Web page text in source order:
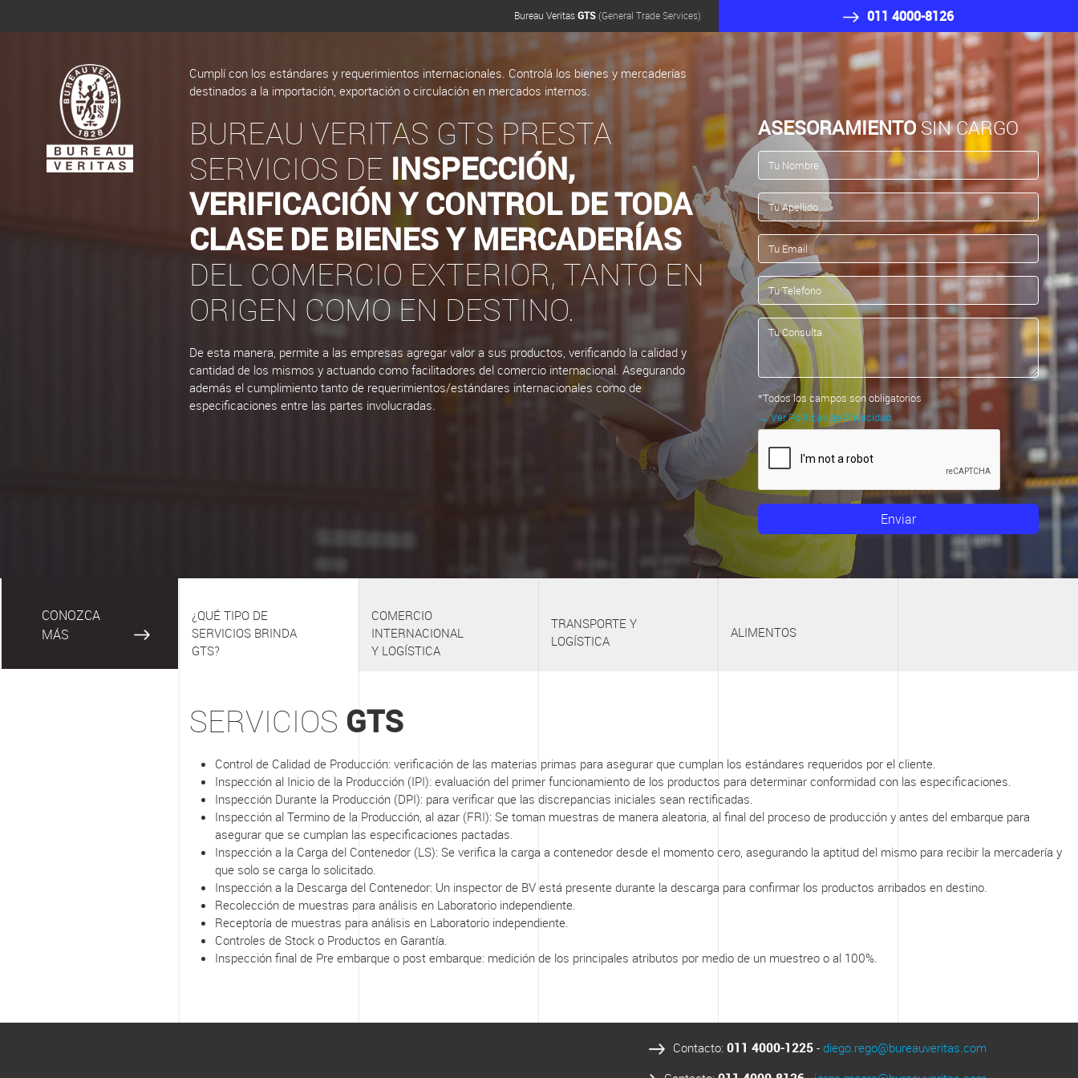
Bureau VeritasGTS (General Trade Services) 011 4000-8126
Cumplí con los estándares y requerimientos internacionales. Controlá los bienes y mercaderías
destinados a la importación, exportación o circulación en mercados internos.
BUREAU VERITAS GTS PRESTA
SERVICIOS DE INSPECCIÓN,
VERIFICACIÓN Y CONTROL DE TODA
CLASE DE BIENES Y MERCADERÍAS
DEL COMERCIO EXTERIOR, TANTO EN
ORIGEN COMO EN DESTINO.
De esta manera, permite a las empresas agregar valor a sus productos, verificando la calidad y
cantidad de los mismos y actuando como facilitadores del comercio internacional. Asegurando
además el cumplimiento tanto de requerimientos/estándares internacionales como de
especificaciones entre las partes involucradas.
ASESORAMIENTOSIN CARGO
*Todos los campos son obligatorios
→ Ver Políticas de Privacidad
Enviar
CONOZCA
MÁS
¿QUÉ TIPO DE
SERVICIOS BRINDA
GTS?
COMERCIO
INTERNACIONAL
Y LOGÍSTICA
TRANSPORTE Y
LOGÍSTICA
ALIMENTOS
SERVICIOS GTS
Control de Calidad de Producción: verificación de las materias primas para asegurar que cumplan los estándares requeridos por el cliente.
Inspección al Inicio de la Producción (IPI): evaluación del primer funcionamiento de los productos para determinar conformidad con las especificaciones.
Inspección Durante la Producción (DPI): para verificar que las discrepancias iniciales sean rectificadas.
Inspección al Termino de la Producción, al azar (FRI): Se toman muestras de manera aleatoria, al final del proceso de producción y antes del embarque para
asegurar que se cumplan las especificaciones pactadas.
Inspección a la Carga del Contenedor (LS): Se verifica la carga a contenedor desde el momento cero, asegurando la aptitud del mismo para recibir la mercadería y
que solo se carga lo solicitado.
Inspección a la Descarga del Contenedor: Un inspector de BV está presente durante la descarga para confirmar los productos arribados en destino.
Recolección de muestras para análisis en Laboratorio independiente.
Receptoría de muestras para análisis en Laboratorio independiente.
Controles de Stock o Productos en Garantía.
Inspección final de Pre embarque o post embarque: medición de los principales atributos por medio de un muestreo o al 100%.
Contacto: 011 4000-1225 - diego.rego@bureauveritas.com